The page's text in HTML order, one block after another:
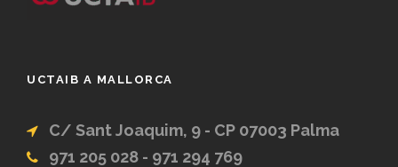
UCTAIB A MALLORCA
C/ Sant Joaquim, 9 - CP 07003 Palma
971 205 028 - 971 294 769